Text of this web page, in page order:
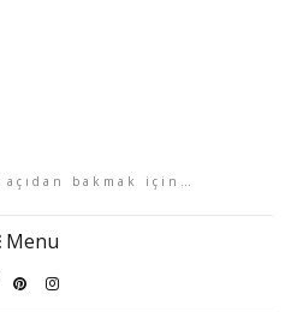
bakmak için…
Menu